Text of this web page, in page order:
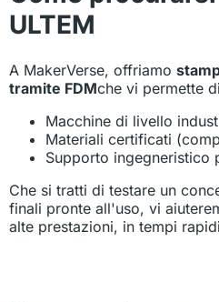
ULTEM
A MakerVerse, offriamo
tramite FDMche vi permette
Macchine di livello
Materiali certificati
Supporto ingegneristico
Che si tratti di testare un
finali pronte all'uso, vi
alte prestazioni, in tempi